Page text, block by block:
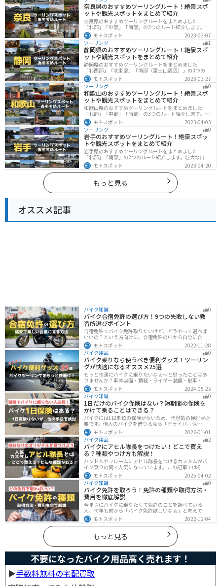
リングに行く際は参考にしてください。
奈良県のおすすめツーリングルート！絶景スポ
ットや観光スポットをまとめて紹介
奈良県のおすすめツーリングルートをまとめました！
「北部」「中部」「南部」の3つのルート紹介します。歴
史のある神社寺院が多数あり、自然豊かや山々、グルメ
を満喫するツーリングができます。バイクで奈良県にツ
ーリングに行く際は参考にしてください。
モトスポット
2023-03-07
ツーリング
1
静岡県のおすすめツーリングルート！絶景スポ
ットや観光スポットをまとめて紹介
静岡県のおすすめツーリングルートをまとめました！
「北西部」「北東部」「南部（富士山周辺）」の3つのル
ート紹介します。富士山を中心に自然豊かな景色や食事
を楽しめるスポットが多数あります。バイクで静岡県に
ツーリングに行く際は参考にしてください。
モトスポット
2023-03-27
ツーリング
0
和歌山のおすすめツーリングルート！絶景スポ
ットや観光スポットをまとめて紹介
和歌山県のおすすめツーリングルートをまとめました！
「北部」「中部」「南部」の3つのルート紹介します。海
と山に囲まれた自然豊かなエリアが広がり、様々な楽し
み方ができます。バイクで和歌山県にツーリングに行く
際は参考にしてください。
モトスポット
2023-04-03
ツーリング
0
岩手のおすすめツーリングルート！絶景スポッ
トや観光スポットをまとめて紹介
岩手県のおすすめツーリングルートをまとめました！
「北部」「南部」の2つのルート紹介します。壮大な自然
や歴史的な観光スポットが多く存在するので楽しめま
す。バイクで岩手県にツーリングに行く際は参考にして
ください。
モトスポット 2023-04-20
もっと見る
オススメ記事
バイク知識 0
バイク合宿免許の選び方！9つの失敗しない教
習所選びポイント
合宿免許でバイク免許取りたいけど、どうやって選べば
いいの？という方向けに、合宿免許の中から自分に合っ
た教習所を選ぶ方法をまとめました。押さえるべきポイ
ントは9つです。料金をできるだけ抑えたり、旅行も兼ね
て楽しみたい人必見です！
モトスポット
2022-11-28
バイク用品
0
バイク乗りなら使うべき便利グッズ！ツーリン
グが快適になるオススメ25選
もっと快適にバイクに乗りたいなぁ〜と思ったことはあ
りませんか？車体装備・積載・ライダー装備・駐車・メ
ンテ・トラブル対応の6ジャンルで、バイクをもっと快適
にするオススメ便利グッズを紹介します！
モトスポット
2024-05-25
バイク知識
0
1日だけのバイク保険はない？短期間の保険を
かけて乗ることはできる？
バイクには1日単位の保険がないため、代替策の検討が必
要です。他人のバイクを借りるなら「ドライバー保
険」、125cc以下で家族が車持ちなら「ファミリーバイク
特約」、自身のバイクなら「バイク保険の短期加入」が
有効です。手間を省くなら、任意保険込みの「レンタル
バイク」も選べます。
モトスポット
2026-01-01
バイク用品
2
バイクにアヒル隊長をつけたい！どこで買え
る？種類やつけ方も解説！
ハンドルやフレームにアヒル隊長をつけるカスタムがバ
イク乗りの間で人気になっています。この記事ではそん
なアヒル隊長について、どこで買えるのかどんな種類が
あるのか、バイクに付ける際の注意点などまとめまし
た。アヒル隊長でオリジナルカスタムをしたい人は参考
にしてください。
モトスポット
2025-04-02
バイク知識
0
バイク免許を取ろう！免許の種類や取得方法・
費用を徹底解説
今まさにバイクに乗りたくて免許のことを調べている
人、何年も前から「バイク免許欲しいなぁ」と考えてい
るうちに時間ばかりが経っている人。そんな人々に役立
つ情報を分かりやすくまとめました。バイク免許の種類
や、免許を取るための方法や必要な費用・日数などにつ
いて解説します。
モトスポット 2022-12-04
もっと見る
不要になったバイク用品高く売れます！
▶︎手数料無料の宅配買取